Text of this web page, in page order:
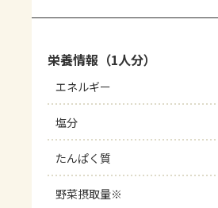
栄養情報（1人分）
エネルギー
塩分
たんぱく質
野菜摂取量※